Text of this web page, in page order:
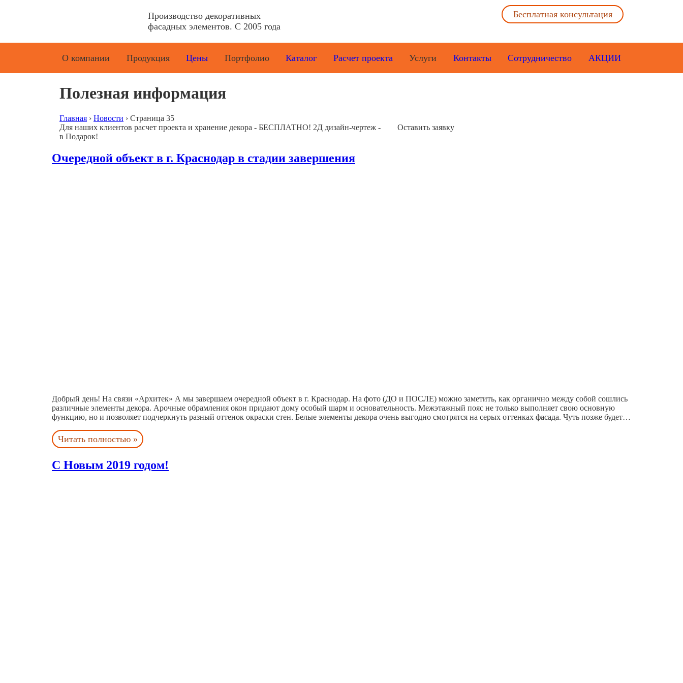
Производство декоративных
фасадных элементов. С 2005 года
Бесплатная консультация
О компании Продукция Цены Портфолио Каталог Расчет проекта Услуги Контакты Сотрудничество АКЦИИ
Полезная информация
Главная › Новости › Страница 35
Для наших клиентов расчет проекта и хранение декора - БЕСПЛАТНО! 2Д дизайн-чертеж -
в Подарок!
Оставить заявку
Очередной объект в г. Краснодар в стадии завершения
Добрый день! На связи «Архитек» А мы завершаем очередной объект в г. Краснодар. На фото (ДО и ПОСЛЕ) можно заметить, как органично между собой сошлись
различные элементы декора. Арочные обрамления окон придают дому особый шарм и основательность. Межэтажный пояс не только выполняет свою основную
функцию, но и позволяет подчеркнуть разный оттенок окраски стен. Белые элементы декора очень выгодно смотрятся на серых оттенках фасада. Чуть позже будет…
Читать полностью »
С Новым 2019 годом!